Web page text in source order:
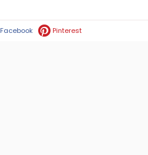
Facebook Pinterest